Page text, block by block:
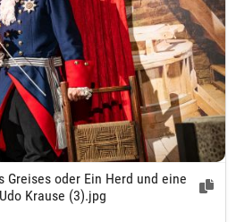
Greises oder Ein Herd und eine
Krause (3).jpg